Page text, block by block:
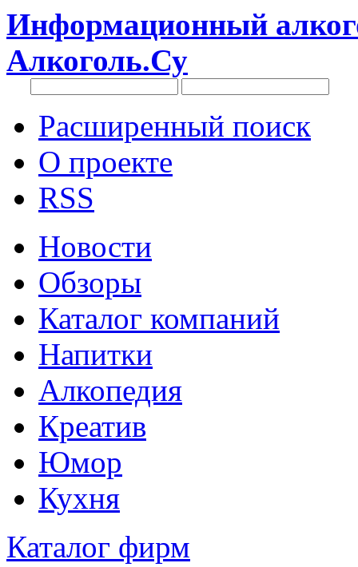
Информационный
Алкоголь.Су
Расширенный поиск
О проекте
RSS
Новости
Обзоры
Каталог компаний
Напитки
Алкопедия
Креатив
Юмор
Кухня
Каталог фирм